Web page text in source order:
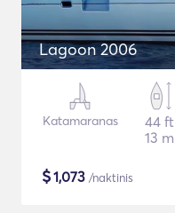
Lagoon 2006
Katamaranas
44 ft
13 m
$1,073 /naktinis